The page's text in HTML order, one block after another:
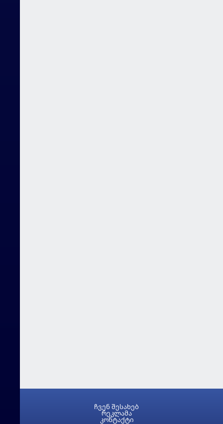
ჩვენ შესახებ
რეკლამა
კონტაქტი